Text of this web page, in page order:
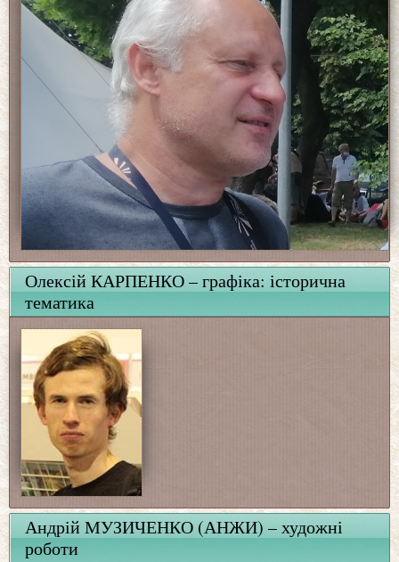
Олексій КАРПЕНКО – графіка: історична
тематика
Андрій МУЗИЧЕНКО (АНЖИ) – художні
роботи